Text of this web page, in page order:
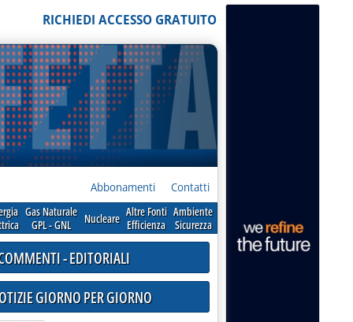
RICHIEDI ACCESSO GRATUITO
Abbonamenti Contatti
Gas Naturale
GPL - GNL
Nucleare Altre Fonti
Efficienza
Ambiente
Sicurezza
- EDITORIALI
GIORNO PER GIORNO